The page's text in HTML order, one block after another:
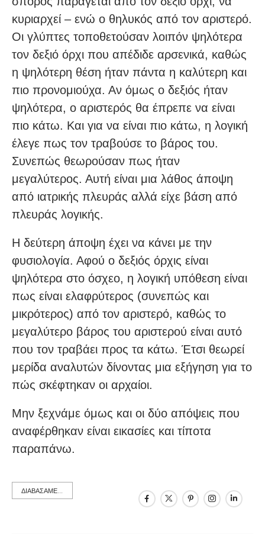
κυριαρχεί – ενώ ο θηλυκός από τον αριστερό.
Οι γλύπτες τοποθετούσαν λοιπόν ψηλότερα
τον δεξιό όρχι που απέδιδε αρσενικά, καθώς
η ψηλότερη θέση ήταν πάντα η καλύτερη και
πιο προνομιούχα. Αν όμως ο δεξιός ήταν
ψηλότερα, ο αριστερός θα έπρεπε να είναι
πιο κάτω. Και για να είναι πιο κάτω, η λογική
έλεγε πως τον τραβούσε το βάρος του.
Συνεπώς θεωρούσαν πως ήταν
μεγαλύτερος. Αυτή είναι μια λάθος άποψη
από ιατρικής πλευράς αλλά είχε βάση από
πλευράς λογικής.
Η δεύτερη άποψη έχει να κάνει με την
φυσιολογία. Αφού ο δεξιός όρχις είναι
ψηλότερα στο όσχεο, η λογική υπόθεση είναι
πως είναι ελαφρύτερος (συνεπώς και
μικρότερος) από τον αριστερό, καθώς το
μεγαλύτερο βάρος του αριστερού είναι αυτό
που τον τραβάει προς τα κάτω. Έτσι θεωρεί
μερίδα αναλυτών δίνοντας μια εξήγηση για το
πώς σκέφτηκαν οι αρχαίοι.
Μην ξεχνάμε όμως και οι δύο απόψεις που
αναφέρθηκαν είναι εικασίες και τίποτα
παραπάνω.
ΔΙΑΒΑΣΑΜΕ...